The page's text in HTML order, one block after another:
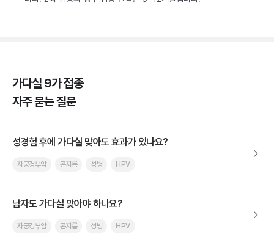
가다실 9가 접종
자주 묻는 질문
성경험 후에 가다실 맞아도 효과가 있나요?
자궁경부암 곤지름 성병 HPV
남자도 가다실 맞아야 하나요?
자궁경부암 곤지름 성병 HPV